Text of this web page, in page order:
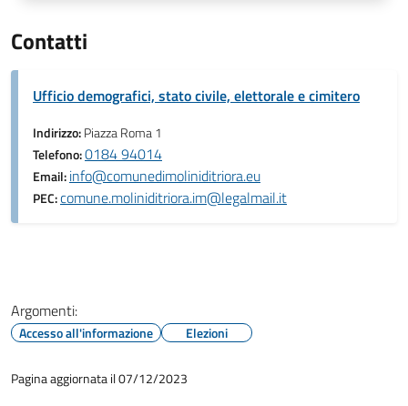
Contatti
Ufficio demografici, stato civile, elettorale e cimitero
Indirizzo:Piazza Roma 1
Telefono:0184 94014
Email:info@comunedimoliniditriora.eu
PEC:comune.moliniditriora.im@legalmail.it
Argomenti:
Accesso all'informazione Elezioni
Pagina aggiornata il 07/12/2023